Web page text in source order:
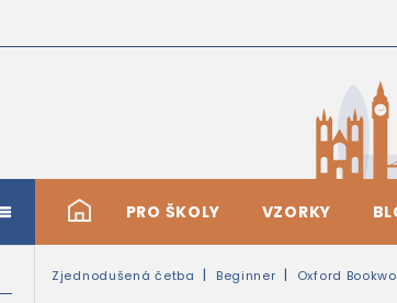
# PRO ŠKOLY VZORKY
Zjednodušená četba Beginner Oxford